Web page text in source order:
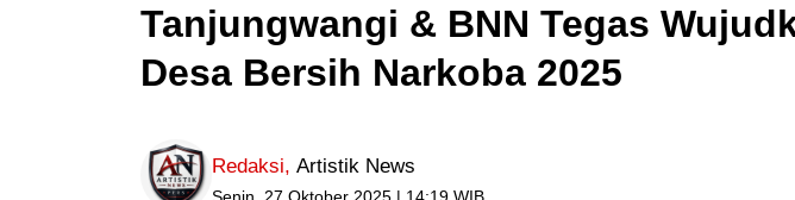
Tanjungwangi & BNN Tegas
Desa Bersih Narkoba 2025
Redaksi, Artistik News